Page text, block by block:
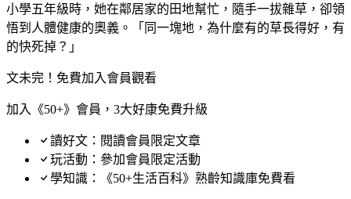
小學五年級時，她在鄰居家的田地幫忙，隨手一拔雜草，卻領
悟到人體健康的奧義。「同一塊地，為什麼有的草長得好，有
的快死掉？」
文未完！免費加入會員觀看
加入《50+》會員，3大好康免費升級
讀好文：閱讀會員限定文章
玩活動：參加會員限定活動
學知識：《50+生活百科》熟齡知識庫免費看